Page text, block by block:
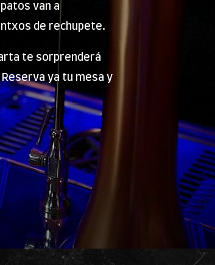
van a
de rechupete.
te sorprenderá
ya tu mesa y